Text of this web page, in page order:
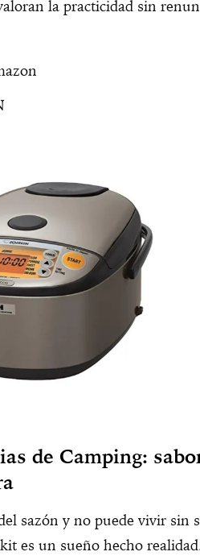
la practicidad sin
de Camping:
sazón y no puede vivir sin
es un sueño hecho